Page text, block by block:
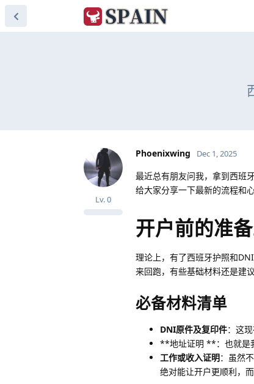
Phoenixwing
Lv.0
Dec 1, 2025
最近总有朋友问我，拿到西班
给大家分享一下最新的流程和
开户前的准
理论上，有了西班牙护照和
来回跑，有些基础材料还是建议
必备材料清单
DNI原件及复印件：这
**地址证明 **：也就是
工作或收入证明：虽然
绝对能让开户更顺利，